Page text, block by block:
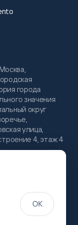
Москва,
города
значения
округ
улица,
4, этаж 4
444-16-51
OK